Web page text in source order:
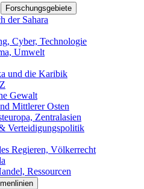
Forschungsgebiete
der Sahara
Cyber, Technologie
Umwelt
und die Karibik
Gewalt
Mittlerer Osten
Zentralasien
Verteidigungspolitik
Regieren, Völkerrecht
Ressourcen